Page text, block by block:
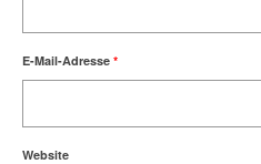
E-Mail-Adresse *
Website